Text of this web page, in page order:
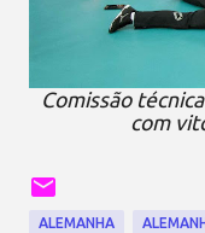
Comissão
com
ALEMANHA